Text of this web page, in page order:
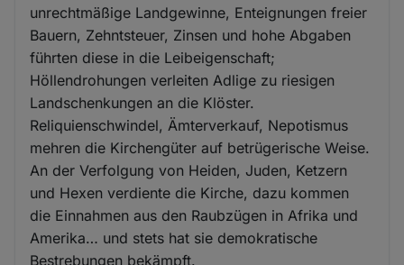
unrechtmäßige Landgewinne, Enteignungen freier
Bauern, Zehntsteuer, Zinsen und hohe Abgaben
führten diese in die Leibeigenschaft;
Höllendrohungen verleiten Adlige zu riesigen
Landschenkungen an die Klöster.
Reliquienschwindel, Ämterverkauf, Nepotismus
mehren die Kirchengüter auf betrügerische Weise.
An der Verfolgung von Heiden, Juden, Ketzern
und Hexen verdiente die Kirche, dazu kommen
die Einnahmen aus den Raubzügen in Afrika und
Amerika… und stets hat sie demokratische
Bestrebungen bekämpft.